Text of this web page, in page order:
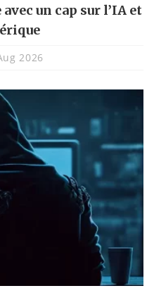
un cap sur l’IA et
2026